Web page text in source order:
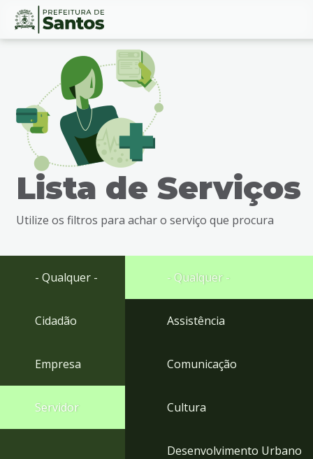
Ir
busca
Ir
Conteúdo
Lista de Serviços
Utilize os filtros para achar o serviço que procura
- Qualquer -
Cidadão
Empresa
Servidor
- Qualquer -
Assistência
Comunicação
Cultura
Desenvolvimento Urbano